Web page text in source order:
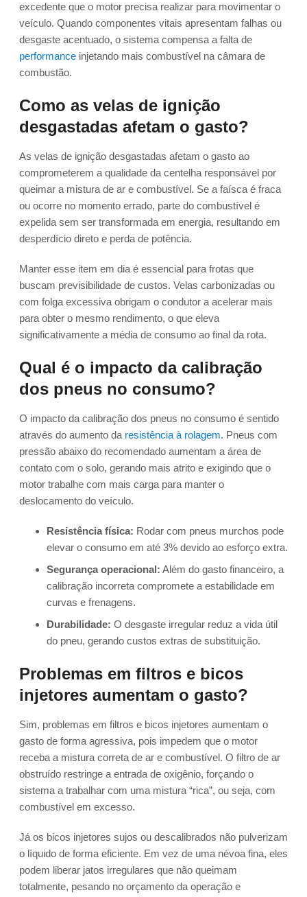
excedente que o motor precisa realizar para movimentar o
veículo. Quando componentes vitais apresentam falhas ou
desgaste acentuado, o sistema compensa a falta de
performance injetando mais combustível na câmara de
combustão.
Como as velas de ignição
desgastadas afetam o gasto?
As velas de ignição desgastadas afetam o gasto ao
comprometerem a qualidade da centelha responsável por
queimar a mistura de ar e combustível. Se a faísca é fraca
ou ocorre no momento errado, parte do combustível é
expelida sem ser transformada em energia, resultando em
desperdício direto e perda de potência.
Manter esse item em dia é essencial para frotas que
buscam previsibilidade de custos. Velas carbonizadas ou
com folga excessiva obrigam o condutor a acelerar mais
para obter o mesmo rendimento, o que eleva
significativamente a média de consumo ao final da rota.
Qual é o impacto da calibração
dos pneus no consumo?
O impacto da calibração dos pneus no consumo é sentido
através do aumento da resistência à rolagem. Pneus com
pressão abaixo do recomendado aumentam a área de
contato com o solo, gerando mais atrito e exigindo que o
motor trabalhe com mais carga para manter o
deslocamento do veículo.
Resistência física: Rodar com pneus murchos pode
elevar o consumo em até 3% devido ao esforço extra.
Segurança operacional: Além do gasto financeiro, a
calibração incorreta compromete a estabilidade em
curvas e frenagens.
Durabilidade: O desgaste irregular reduz a vida útil
do pneu, gerando custos extras de substituição.
Problemas em filtros e bicos
injetores aumentam o gasto?
Sim, problemas em filtros e bicos injetores aumentam o
gasto de forma agressiva, pois impedem que o motor
receba a mistura correta de ar e combustível. O filtro de ar
obstruído restringe a entrada de oxigênio, forçando o
sistema a trabalhar com uma mistura “rica”, ou seja, com
combustível em excesso.
Já os bicos injetores sujos ou descalibrados não pulverizam
o líquido de forma eficiente. Em vez de uma névoa fina, eles
podem liberar jatos irregulares que não queimam
totalmente, pesando no orçamento da operação e